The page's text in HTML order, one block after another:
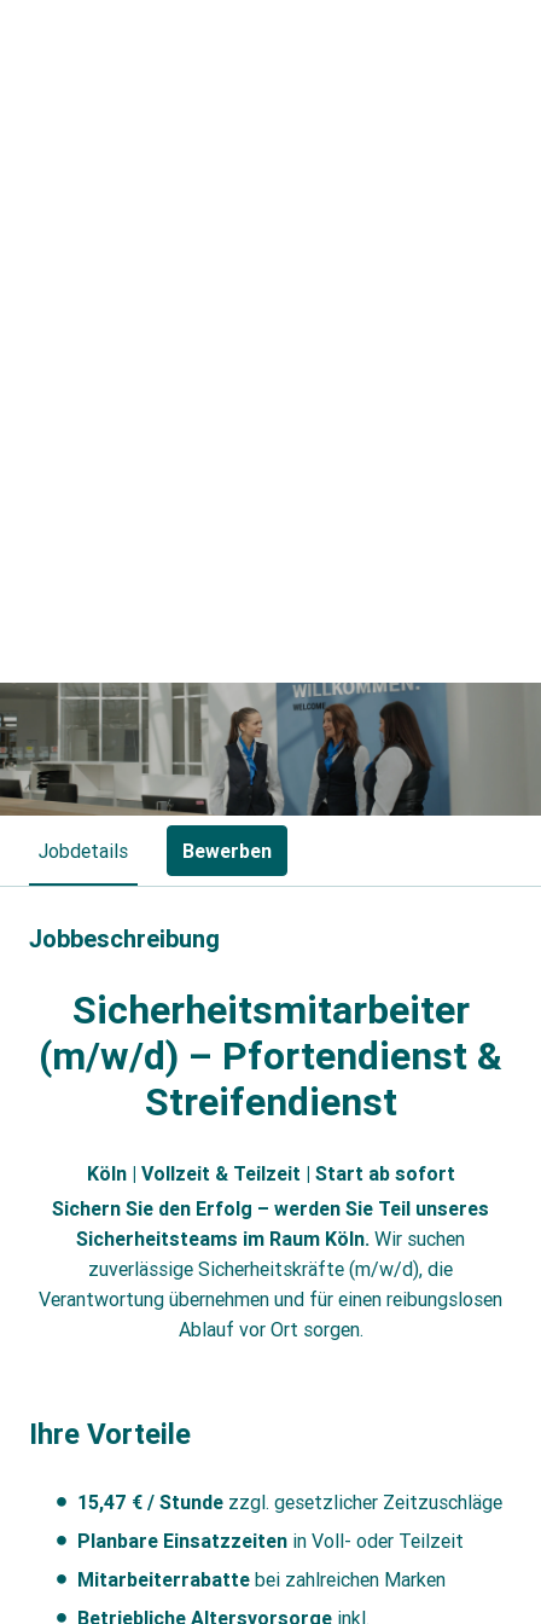
Jobdetails Bewerben
Jobbeschreibung
Sicherheitsmitarbeiter
(m/w/d) – Pfortendienst &
Streifendienst
Köln | Vollzeit & Teilzeit | Start ab sofort
Sichern Sie den Erfolg – werden Sie Teil unseres
Sicherheitsteams im Raum Köln. Wir suchen
zuverlässige Sicherheitskräfte (m/w/d), die
Verantwortung übernehmen und für einen reibungslosen
Ablauf vor Ort sorgen.
Ihre Vorteile
15,47 € / Stunde zzgl. gesetzlicher Zeitzuschläge
Planbare Einsatzzeiten in Voll- oder Teilzeit
Mitarbeiterrabatte bei zahlreichen Marken
Betriebliche Altersvorsorge inkl.